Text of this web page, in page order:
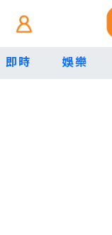
即時 娛樂